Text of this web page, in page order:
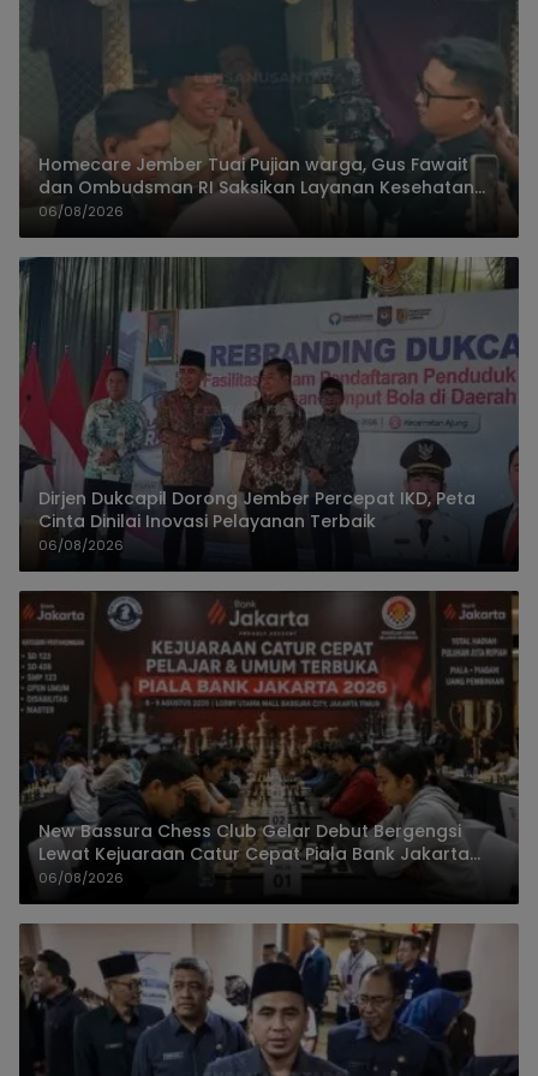
Homecare Jember Tuai Pujian warga, Gus Fawait
dan Ombudsman RI Saksikan Layanan Kesehatan
Rumah Pasien
06/08/2026
Dirjen Dukcapil Dorong Jember Percepat IKD, Peta
Cinta Dinilai Inovasi Pelayanan Terbaik
06/08/2026
New Bassura Chess Club Gelar Debut Bergengsi
Lewat Kejuaraan Catur Cepat Piala Bank Jakarta
2026
06/08/2026